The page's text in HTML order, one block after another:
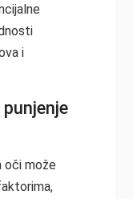
i
oči može